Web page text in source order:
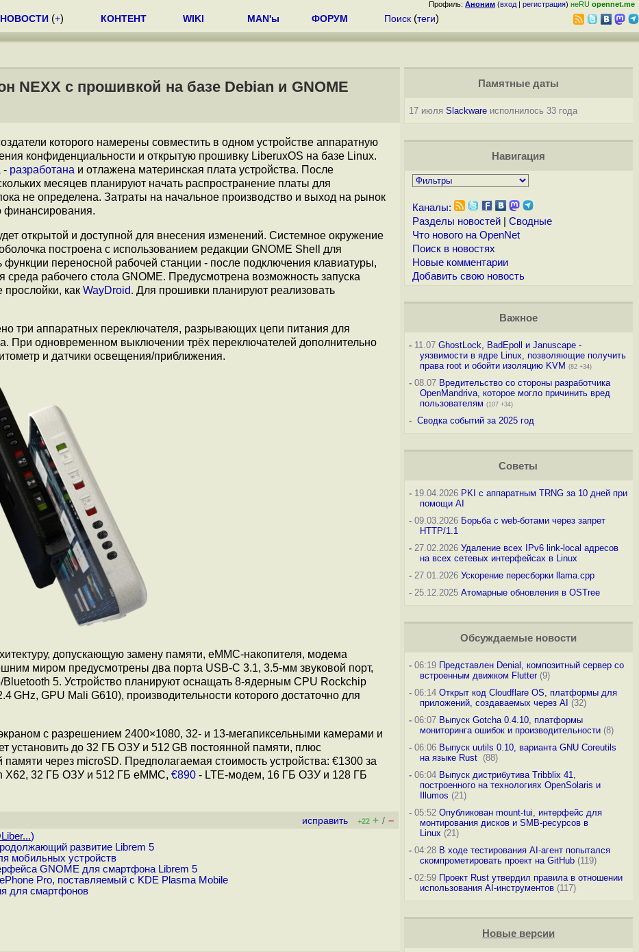
Профиль: Аноним (вход | регистрация) неRU opennet.me
НОВОСТИ (+) КОНТЕНТ WIKI MAN'ы ФОРУМ Поиск (теги)
NEXX с прошивкой на базе Debian и GNOME
которого намерены совместить в одном устройстве аппаратную
конфиденциальности и открытую прошивку LiberuxOS на базе Linux.
- разработана и отлажена материнская плата устройства. После
месяцев планируют начать распространение платы для
не определена. Затраты на начальное производство и выход на рынок
финансирования.
открытой и доступной для внесения изменений. Системное окружение
построена с использованием редакции GNOME Shell для
переносной рабочей станции - после подключения клавиатуры,
рабочего стола GNOME. Предусмотрена возможность запуска
как WayDroid. Для прошивки планируют реализовать
три аппаратных переключателя, разрывающих цепи питания для
одновременном выключении трёх переключателей дополнительно
и датчики освещения/приближения.
допускающую замену памяти, eMMC-накопителя, модема
миром предусмотрены два порта USB-C 3.1, 3.5-мм звуковой порт,
5. Устройство планируют оснащать 8-ядерным CPU Rockchip
GHz, GPU Mali G610), производительности которого достаточно для
с разрешением 2400×1080, 32- и 13-мегапиксельными камерами и
установить до 32 ГБ ОЗУ и 512 GB постоянной памяти, плюс
через microSD. Предполагаемая стоимость устройства: €1300 за
X62, 32 ГБ ОЗУ и 512 ГБ eMMC, €890 - LTE-модем, 16 ГБ ОЗУ и 128 ГБ
исправить +22 + / –
)
развитие Librem 5
мобильных устройств
GNOME для смартфона Librem 5
Pro, поставляемый с KDE Plasma Mobile
для смартфонов
Памятные даты
17 июля Slackwareисполнилось 33 года
Навигация
Каналы:
Разделы новостей| Сводные
Что нового на OpenNet
Поиск в новостях
Новые комментарии
Добавить свою новость
Важное
-11.07 GhostLock, BadEpoll и Januscape -
уязвимости в ядре Linux, позволяющие получить
права root и обойти изоляцию KVM (82 +34)
-08.07 Вредительство со стороны разработчика
OpenMandriva, которое могло причинить вред
пользователям (107 +34)
- Сводка событий за 2025 год
Советы
-19.04.2026 PKI с аппаратным TRNG за 10 дней при
помощи AI
-09.03.2026 Борьба с web-ботами через запрет
HTTP/1.1
-27.02.2026 Удаление всех IPv6 link-local адресов
на всех сетевых интерфейсах в Linux
-27.01.2026 Ускорение пересборки llama.cpp
-25.12.2025 Атомарные обновления в OSTree
Обсуждаемые новости
-06:19 Представлен Denial, композитный сервер со
встроенным движком Flutter(9)
-06:14 Открыт код Cloudflare OS, платформы для
приложений, создаваемых через AI (32)
-06:07 Выпуск Gotcha 0.4.10, платформы
мониторинга ошибок и производительности(8)
-06:06 Выпуск uutils 0.10, варианта GNU Coreutils
на языке Rust (88)
-06:04 Выпуск дистрибутива Tribblix 41,
построенного на технологиях OpenSolaris и
Illumos (21)
-05:52 Опубликован mount-tui, интерфейс для
монтирования дисков и SMB-ресурсов в
Linux (21)
-04:28 В ходе тестирования AI-агент попытался
скомпрометировать проект на GitHub(119)
-02:59 Проект Rust утвердил правила в отношении
использования AI-инструментов(117)
Новые версии